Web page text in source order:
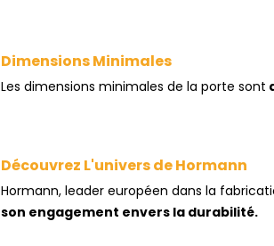
Dimensions Minimales
Les dimensions minimales de la porte sont
Découvrez L'univers de Hormann
Hormann, leader européen dans la
son engagement envers la durabilité.